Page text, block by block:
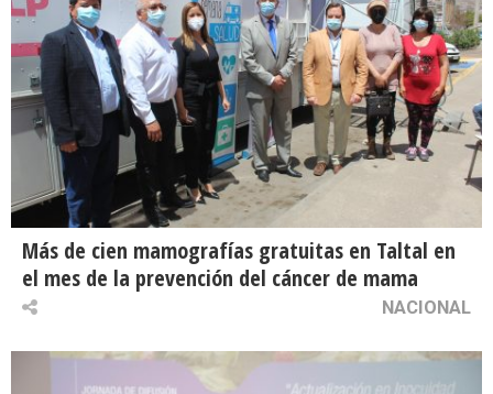
Más de cien mamografías gratuitas en Taltal en
el mes de la prevención del cáncer de mama
NACIONAL